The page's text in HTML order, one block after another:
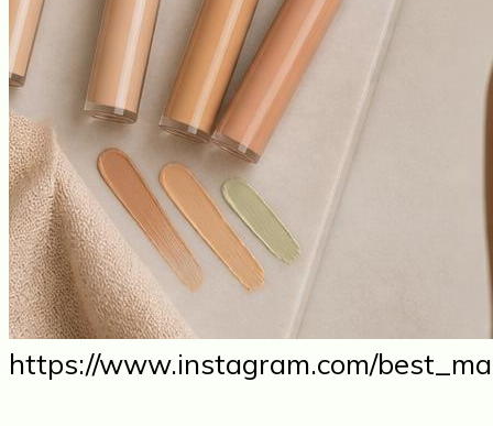
https://www.instagram.com/